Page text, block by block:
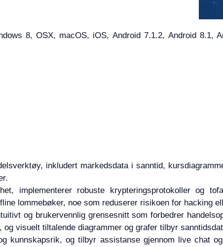
8, OSX, macOS, iOS, Android 7.1.2, Android 8.1,
inkludert markedsdata i sanntid,
implementerer robuste krypteringsprotokoller og
lommebøker, noe som reduserer risikoen for hacking
og brukervennlig grensesnitt som forbedrer
visuelt tiltalende diagrammer og grafer tilbyr
kunnskapsrik, og tilbyr assistanse gjennom live chat